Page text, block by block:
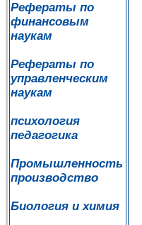
Рефераты по
финансовым
наукам
Рефераты по
управленческим
наукам
психология
педагогика
Промышленность
производство
Биология и химия